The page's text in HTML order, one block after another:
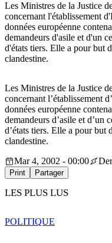
Les Ministres de la Justice
concernant l'établissement
données européenne
demandeurs d'asile et d'un
d'états tiers. Elle a pour but
clandestine.
Les Ministres de la Justice
concernant l’établissement
données européenne
demandeurs d’asile et d’un
d’états tiers. Elle a pour but
clandestine.
Mar 4, 2002 - 00:00
Print Partager
LES PLUS LUS
POLITIQUE